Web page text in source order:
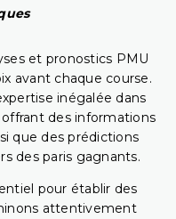
et pronostics PMU
avant chaque course.
inégalée dans
offrant des informations
que des prédictions
des paris gagnants.
pour établir des
attentivement